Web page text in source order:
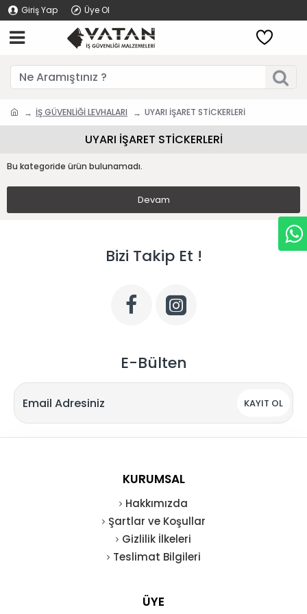
Giriş Yap Üye Ol
İŞ GÜVENLİĞİ LEVHALARI UYARI İŞARET STİCKERLERİ
UYARI İŞARET STİCKERLERİ
Bu kategoride ürün bulunamadı.
Devam
Bizi Takip Et !
E-Bülten
KAYIT OL
KURUMSAL
Hakkımızda
Şartlar ve Koşullar
Gizlilik İlkeleri
Teslimat Bilgileri
ÜYE